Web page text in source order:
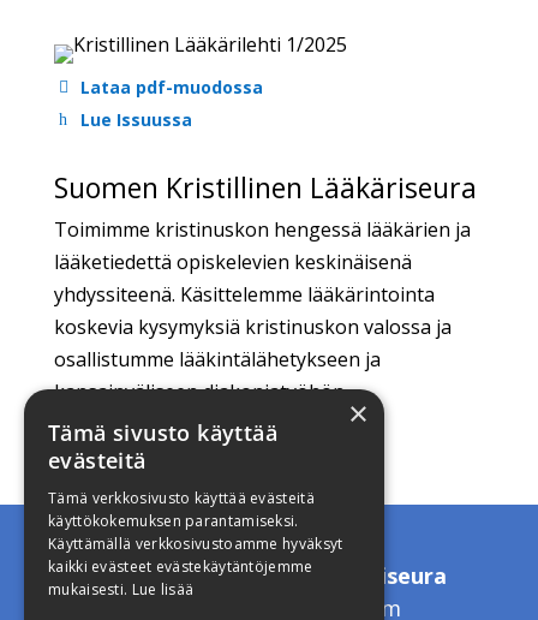
Lataa pdf-muodossa
Lue Issuussa
Suomen Kristillinen Lääkäriseura
Toimimme kristinuskon hengessä lääkärien ja
lääketiedettä opiskelevien keskinäisenä
yhdyssiteenä. Käsittelemme lääkärintointa
koskevia kysymyksiä kristinuskon valossa ja
osallistumme lääkintälähetykseen ja
kansainväliseen diakoniatyöhön.
Suomen Kristillinen Lääkäriseura
toimisto.skls(a)gmail.com
×
Tämä sivusto käyttää
evästeitä
Tämä verkkosivusto käyttää evästeitä
käyttökokemuksen parantamiseksi.
Käyttämällä verkkosivustoamme hyväksyt
kaikki evästeet evästekäytäntöjemme
mukaisesti. Lue lisää